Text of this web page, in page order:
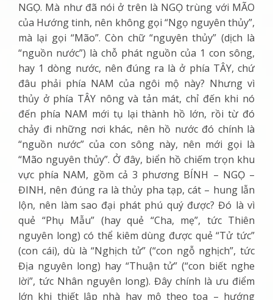
NGỌ. Mà như đã nói ở trên là NGỌ trùng với MÃO
của Hướng tinh, nên không gọi “Ngọ nguyên thủy”,
mà lại gọi “Mão”. Còn chữ “nguyên thủy” (dịch là
“nguồn nước”) là chỗ phát nguồn của 1 con sông,
hay 1 dòng nước, nên đúng ra là ở phía TÂY, chứ
đâu phải phía NAM của ngôi mộ này? Nhưng vì
thủy ở phía TÂY nông và tản mát, chỉ đến khi nó
đến phía NAM mới tụ lại thành hồ lớn, rồi từ đó
chảy đi những nơi khác, nên hồ nước đó chính là
“nguồn nước” của con sông này, nên mới gọi là
“Mão nguyên thủy”. Ở đây, biển hồ chiếm trọn khu
vực phía NAM, gồm cả 3 phương BÍNH – NGỌ –
ĐINH, nên đúng ra là thủy pha tạp, cát – hung lẫn
lộn, nên làm sao đại phát phú quý được? Đó là vì
quẻ “Phụ Mẫu” (hay quẻ “Cha, mẹ”, tức Thiên
nguyên long) có thể kiêm dùng được quẻ “Tử tức”
(con cái), dù là “Nghịch tử” (“con ngỗ nghịch”, tức
Địa nguyên long) hay “Thuận tử” (“con biết nghe
lời”, tức Nhân nguyên long). Đây chính là ưu điểm
lớn khi thiết lập nhà hay mộ theo tọa – hướng